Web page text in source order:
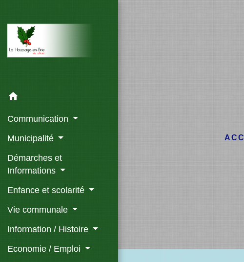
home
Communication
Municipalité
Démarches et
Informations
Enfance et scolarité
Vie communale
Information / Histoire
Economie / Emploi